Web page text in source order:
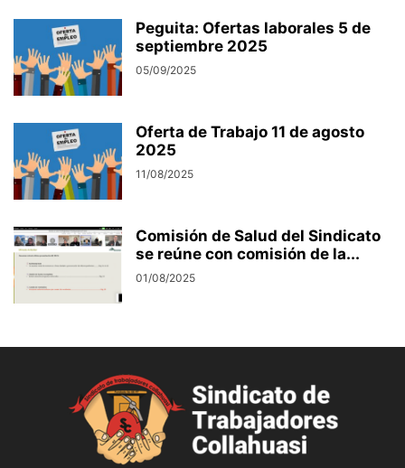
Peguita: Ofertas laborales 5 de
septiembre 2025
05/09/2025
Oferta de Trabajo 11 de agosto
2025
11/08/2025
Comisión de Salud del Sindicato
se reúne con comisión de la...
01/08/2025